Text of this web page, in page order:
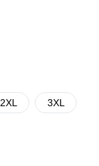
2XL 3XL